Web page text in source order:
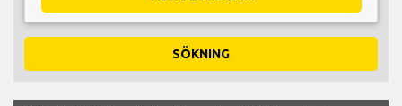
SÖKNING